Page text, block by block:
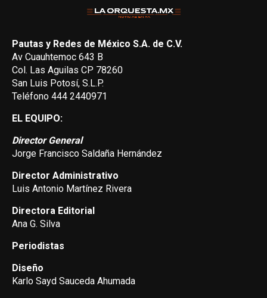
Pautas y Redes de México S.A. de C.V.
Av Cuauhtemoc 643 B
Col. Las Aguilas CP 78260
San Luis Potosí, S.L.P.
Teléfono 444 2440971
EL EQUIPO:
Director General
Jorge Francisco Saldaña Hernández
Director Administrativo
Luis Antonio Martínez Rivera
Directora Editorial
Ana G. Silva
Periodistas
Diseño
Karlo Sayd Sauceda Ahumada